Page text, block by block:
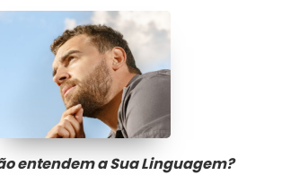
entendem a Sua Linguagem?